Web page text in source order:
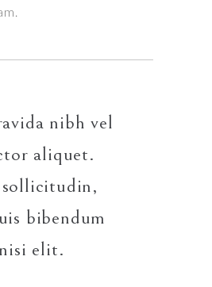
nibh vel
aliquet.
bibendum
elit.